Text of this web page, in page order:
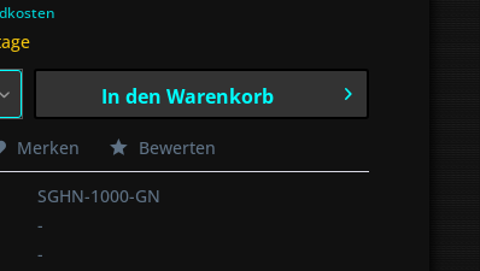
In den Warenkorb
Merken Bewerten
SGHN-1000-GN
-
-